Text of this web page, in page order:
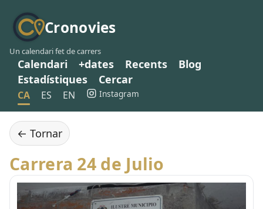
Cronovies
Un calendari fet de carrers
Calendari +dates Recents
Blog
Estadístiques
Cercar
CA ES EN Instagram
← Tornar
Carrera 24 de Julio